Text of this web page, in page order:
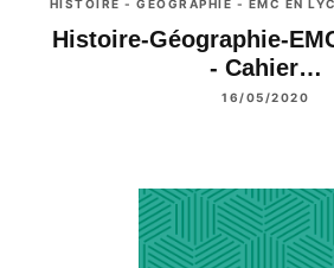
HISTOIRE - GÉOGRAPHIE - EMC EN
Histoire-Géographie-
- Cahier…
16/05/2020